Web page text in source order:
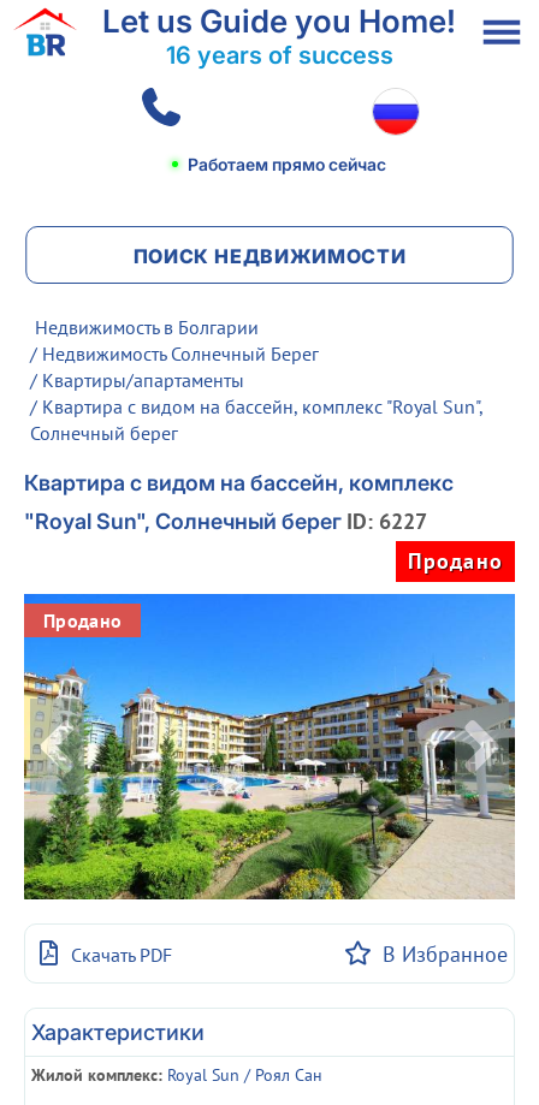
Let us Guide you Home!
16 years of success
Работаем прямо сейчас
ПОИСК НЕДВИЖИМОСТИ
Недвижимость в Болгарии
/ Недвижимость Солнечный Берег
/ Квартиры/апартаменты
/ Квартира с видом на бассейн, комплекс "Royal Sun",
Солнечный берег
Квартира с видом на бассейн, комплекс
"Royal Sun", Солнечный берег ID: 6227
Продано
Продано
Скачать PDF В Избранное
Характеристики
Жилой комплекс: Royal Sun / Роял Сан